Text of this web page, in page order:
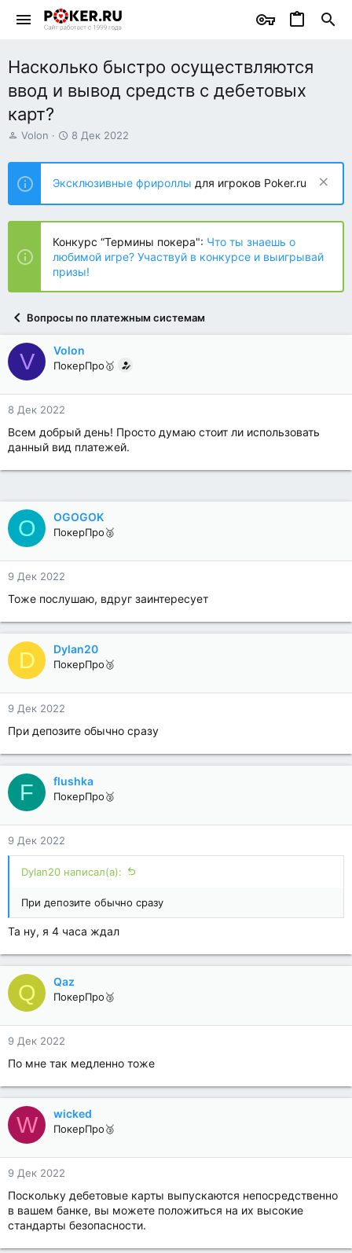
Насколько быстро осуществляются
ввод и вывод средств с дебетовых
карт?
А
т
о
р
т
е
ы
Volon
Д
т
н
а
ч
л
а
8 Дек 2022
Эксклюзивные фрироллы для игроков Poker.ru
Конкурс “Термины покера": Что ты знаешь о
любимой игре? Участвуй в конкурсе и выигрывай
призы!
Вопросы по платежным системам
V Volon
ПокерПро🥇
8 Дек 2022
Всем добрый день! Просто думаю стоит ли использовать
данный вид платежей.
O OGOGOK
ПокерПро🥈
9 Дек 2022
Тоже послушаю, вдруг заинтересует
D Dylan20
ПокерПро🥉
9 Дек 2022
При депозите обычно сразу
F flushka
ПокерПро🥈
9 Дек 2022
Dylan20 написал(а):
При депозите обычно сразу
Та ну, я 4 часа ждал
Q Qaz
ПокерПро🥉
9 Дек 2022
По мне так медленно тоже
W wicked
ПокерПро🥉
9 Дек 2022
Поскольку дебетовые карты выпускаются непосредственно
в вашем банке, вы можете положиться на их высокие
стандарты безопасности.